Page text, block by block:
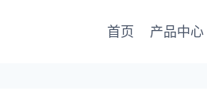
首页 产品中心